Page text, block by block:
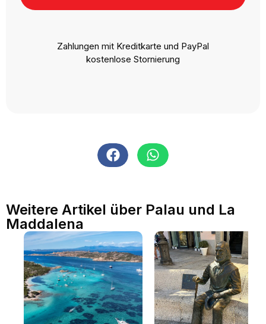
Zahlungen mit Kreditkarte und PayPal
kostenlose Stornierung
Weitere Artikel über Palau und La
Maddalena